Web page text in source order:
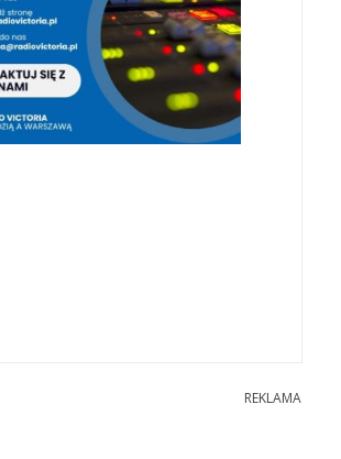
REKLAMA